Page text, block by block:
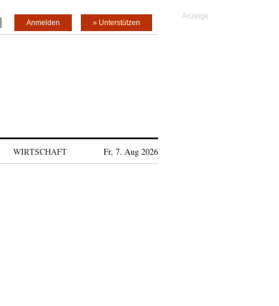
» Unterstützen
Anmelden
WIRTSCHAFT Fr, 7. Aug 2026